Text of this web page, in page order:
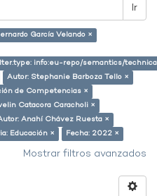
Ir
García Velando ×
info:eu-repo/semantics/
Autor: Stephanie Barboza Tello ×
de Competencias ×
Catacora Caracholi ×
Anahí Chávez Ruesta ×
Educación × Fecha: 2022 ×
Mostrar filtros avanzados